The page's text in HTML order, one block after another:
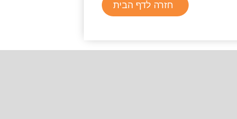
חזרה לדף הבית